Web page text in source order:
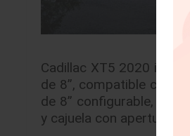
Cadillac XT5 2020
de 8”, compatible con
de 8” configurable, Full
y cajuela con apertura/